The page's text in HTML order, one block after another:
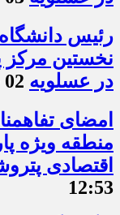
رئیس
نخستین
در عسلویه 02 خرداد 1405 - 21:43
امضای
منطقه ویژه
اقتصادی
12:53